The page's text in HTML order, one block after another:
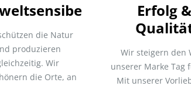
die Natur
produzieren
Wir
die Orte, an
Erfolg &
Wir steigern den
unserer Marke Tag
Mit unserer